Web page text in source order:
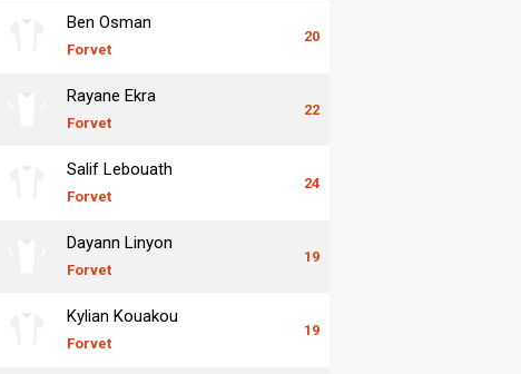
Ben Osman
Forvet
20
Rayane Ekra
Forvet
22
Salif Lebouath
Forvet
24
Dayann Linyon
Forvet
19
Kylian Kouakou
Forvet
19